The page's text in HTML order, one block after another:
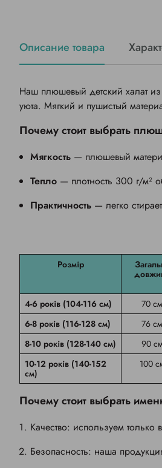
Описание товара
Наш плюшевый детский халат
уюта. Мягкий и пушистый
Почему стоит выбрать
Мягкость — плюшевый
Тепло — плотность 300 г/м²
Практичность — легко
Розмір
4-6 років (104-116 см) 70 см
6-8 років (116-128 см)
76 см
8-10 років (128-140 см)
90
10-12 років (140-152
см)
100
Почему стоит выбрать
Качество: используем только
Безопасность: наша